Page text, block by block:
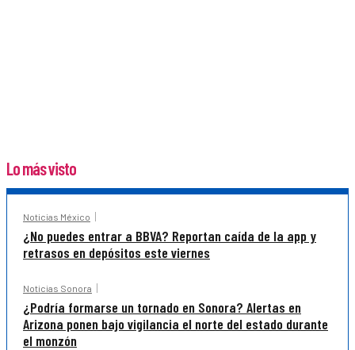
Lo más visto
Noticias México
¿No puedes entrar a BBVA? Reportan caída de la app y
retrasos en depósitos este viernes
Noticias Sonora
¿Podría formarse un tornado en Sonora? Alertas en
Arizona ponen bajo vigilancia el norte del estado durante
el monzón